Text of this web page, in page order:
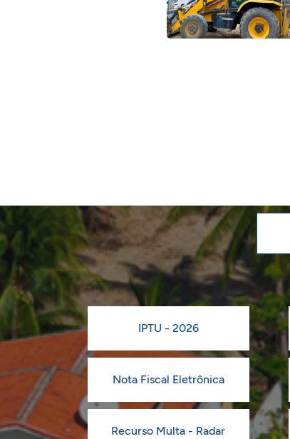
IPTU - 2026
Nota Fiscal Eletrônica
Recurso Multa - Radar